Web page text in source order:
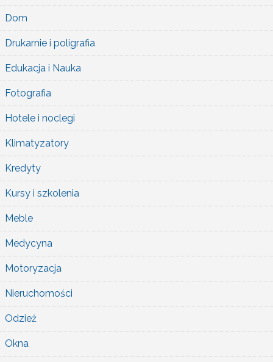
Dom
Drukarnie i poligrafia
Edukacja i Nauka
Fotografia
Hotele i noclegi
Klimatyzatory
Kredyty
Kursy i szkolenia
Meble
Medycyna
Motoryzacja
Nieruchomości
Odzież
Okna